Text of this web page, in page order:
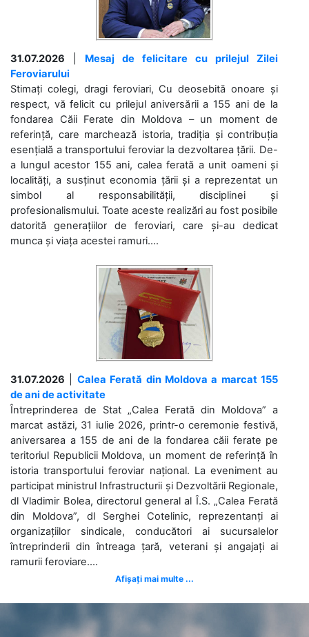
31.07.2026
Mesaj de felicitare cu prilejul Zilei
Feroviarului
Stimați colegi, dragi feroviari, Cu deosebită onoare și
respect, vă felicit cu prilejul aniversării a 155 ani de la
fondarea Căii Ferate din Moldova – un moment de
referință, care marchează istoria, tradiția și contribuția
esențială a transportului feroviar la dezvoltarea țării. De-
a lungul acestor 155 ani, calea ferată a unit oameni și
localități, a susținut economia țării și a reprezentat un
simbol al responsabilității, disciplinei și
profesionalismului. Toate aceste realizări au fost posibile
datorită generațiilor de feroviari, care și-au dedicat
munca și viața acestei ramuri....
31.07.2026
Calea Ferată din Moldova a marcat 155
de ani de activitate
Întreprinderea de Stat „Calea Ferată din Moldova” a
marcat astăzi, 31 iulie 2026, printr-o ceremonie festivă,
aniversarea a 155 de ani de la fondarea căii ferate pe
teritoriul Republicii Moldova, un moment de referință în
istoria transportului feroviar național. La eveniment au
participat ministrul Infrastructurii și Dezvoltării Regionale,
dl Vladimir Bolea, directorul general al Î.S. „Calea Ferată
din Moldova”, dl Serghei Cotelinic, reprezentanți ai
organizațiilor sindicale, conducători ai sucursalelor
întreprinderii din întreaga țară, veterani și angajați ai
ramurii feroviare....
Afișați mai multe ...